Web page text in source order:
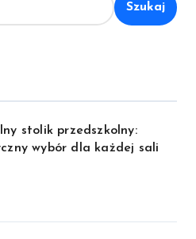
Szukaj
stolik przedszkolny:
wybór dla każdej sali